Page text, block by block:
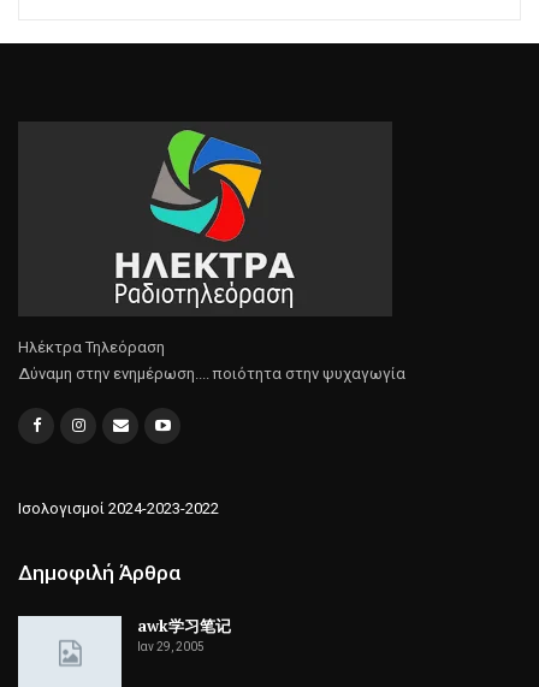
Ηλέκτρα Τηλεόραση
Δύναμη στην ενημέρωση.... ποιότητα στην ψυχαγωγία
Ισολογισμοί 2024-2023-2022
Δημοφιλή Άρθρα
awk学习笔记
Ιαν 29, 2005